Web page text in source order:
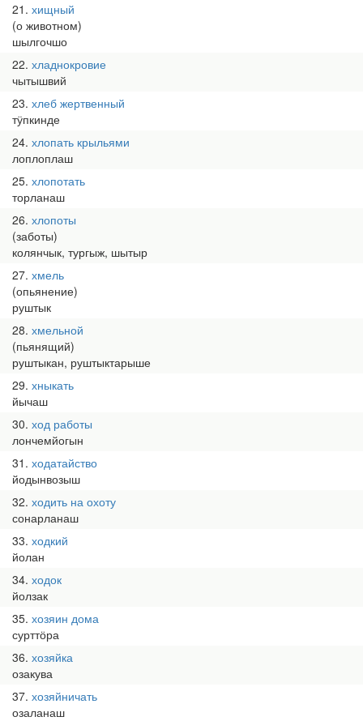
21 хищный
(о животном)
шылгочшо
22 хладнокровие
чытышвий
23 хлеб жертвенный
тӱпкинде
24 хлопать крыльями
лоплоплаш
25 хлопотать
торланаш
26 хлопоты
(заботы)
колянчык, тургыж, шытыр
27 хмель
(опьянение)
руштык
28 хмельной
(пьянящий)
руштыкан, руштыктарыше
29 хныкать
йычаш
30 ход работы
лончемйогын
31 ходатайство
йодынвозыш
32 ходить на охоту
сонарланаш
33 ходкий
йолан
34 ходок
йолзак
35 хозяин дома
сурттӧра
36 хозяйка
озакува
37 хозяйничать
озаланаш